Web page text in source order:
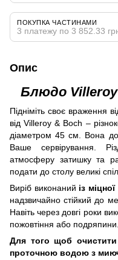
ПОКУПКА ЧАСТИНАМИ
3 платежу по 3 852.33
Опис
Блюдо Villeroy
Підніміть своє враження
від Villeroy & Boch –
діаметром 45 см. Вона
Ваше сервірування.
атмосферу затишку та
подати до столу великі
Виріб виконаний із
надзвичайно стійкий до
Навіть через довгі роки
пожовтіння або подряпини.
Для того щоб
проточною водою з